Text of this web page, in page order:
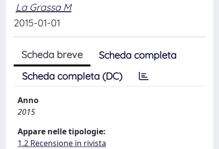
La Grassa M
2015-01-01
Scheda breve
Scheda completa
Scheda completa (DC)
Anno
2015
Appare nelle tipologie:
1.2 Recensione in rivista